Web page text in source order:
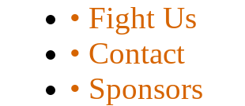
• Fight Us
• Contact
• Sponsors